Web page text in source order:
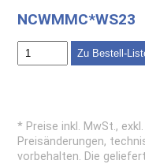
NCWMMC*WS23
Zu Bestell-
* Preise inkl. MwSt.,
Preisänderungen,
vorbehalten. Die